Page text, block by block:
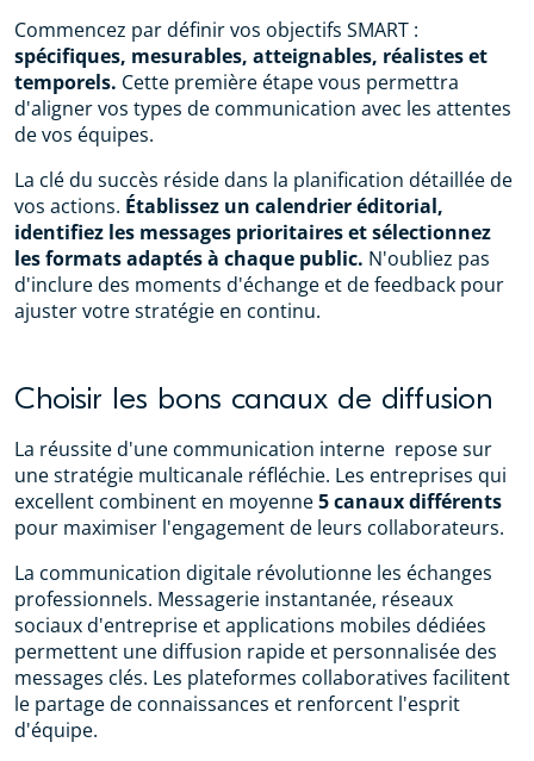
Commencez par définir vos objectifs SMART :
spécifiques, mesurables, atteignables, réalistes et
temporels. Cette première étape vous permettra
d'aligner vos types de communication avec les attentes
de vos équipes.
La clé du succès réside dans la planification détaillée de
vos actions. Établissez un calendrier éditorial,
identifiez les messages prioritaires et sélectionnez
les formats adaptés à chaque public. N'oubliez pas
d'inclure des moments d'échange et de feedback pour
ajuster votre stratégie en continu.
Choisir les bons canaux de diffusion
La réussite d'une communication interne repose sur
une stratégie multicanale réfléchie. Les entreprises qui
excellent combinent en moyenne5 canaux différents
pour maximiser l'engagement de leurs collaborateurs.
La communication digitale révolutionne les échanges
professionnels. Messagerie instantanée, réseaux
sociaux d'entreprise et applications mobiles dédiées
permettent une diffusion rapide et personnalisée des
messages clés. Les plateformes collaboratives facilitent
le partage de connaissances et renforcent l'esprit
d'équipe.